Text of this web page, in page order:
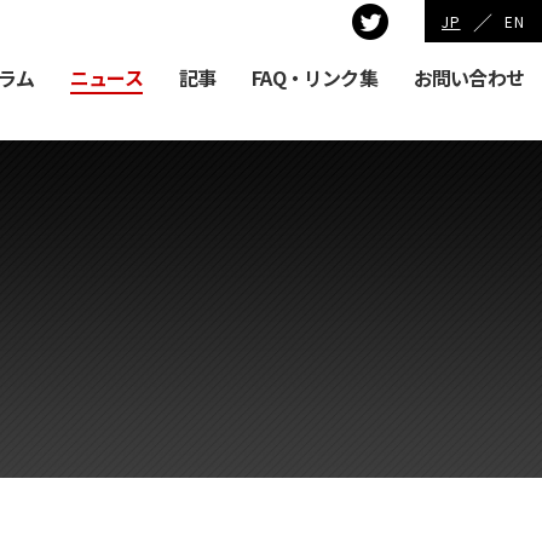
JP ／ EN
ム ニュース 記事 FAQ・リンク集 お問い合わせ